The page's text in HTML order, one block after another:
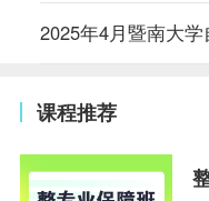
2025年4月暨南大
课程推荐